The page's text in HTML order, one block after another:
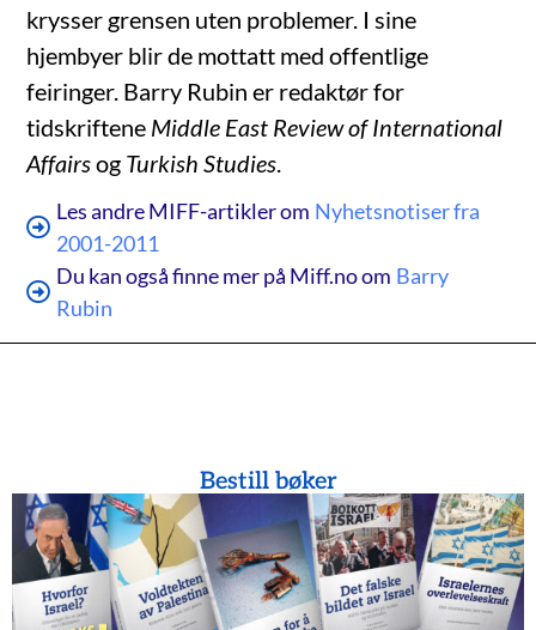
krysser grensen uten problemer. I sine
hjembyer blir de mottatt med offentlige
feiringer. Barry Rubin er redaktør for
tidskriftene Middle East Review of International
Affairsog Turkish Studies.
Les andre MIFF-artikler om Nyhetsnotiser fra
2001-2011
Du kan også finne mer på Miff.no om Barry
Rubin
Bestill bøker